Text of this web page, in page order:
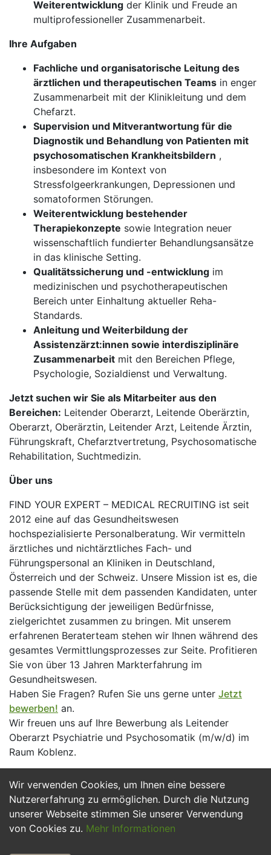
Wir verwenden Cookies, um Ihnen eine bessere
Nutzererfahrung zu ermöglichen. Durch die Nutzung
unserer Webseite stimmen Sie unserer Verwendung
von Cookies zu. Mehr Informationen
Weiterentwicklung der Klinik und Freude an
multiprofessioneller Zusammenarbeit.
Ihre Aufgaben
Fachliche und organisatorische Leitung des
ärztlichen und therapeutischen Teams in enger
Zusammenarbeit mit der Klinikleitung und dem
Chefarzt.
Supervision und Mitverantwortung für die
Diagnostik und Behandlung von Patienten mit
psychosomatischen Krankheitsbildern ,
insbesondere im Kontext von
Stressfolgeerkrankungen, Depressionen und
somatoformen Störungen.
Weiterentwicklung bestehender
Therapiekonzepte sowie Integration neuer
wissenschaftlich fundierter Behandlungsansätze
in das klinische Setting.
Qualitätssicherung und -entwicklung im
medizinischen und psychotherapeutischen
Bereich unter Einhaltung aktueller Reha-
Standards.
Anleitung und Weiterbildung der
Assistenzärzt:innen sowie interdisziplinäre
Zusammenarbeit mit den Bereichen Pflege,
Psychologie, Sozialdienst und Verwaltung.
Jetzt suchen wir Sie als Mitarbeiter aus den
Bereichen: Leitender Oberarzt, Leitende Oberärztin,
Oberarzt, Oberärztin, Leitender Arzt, Leitende Ärztin,
Führungskraft, Chefarztvertretung, Psychosomatische
Rehabilitation, Suchtmedizin.
Über uns
FIND YOUR EXPERT – MEDICAL RECRUITING ist seit
2012 eine auf das Gesundheitswesen
hochspezialisierte Personalberatung. Wir vermitteln
ärztliches und nichtärztliches Fach- und
Führungspersonal an Kliniken in Deutschland,
Österreich und der Schweiz. Unsere Mission ist es, die
passende Stelle mit dem passenden Kandidaten, unter
Berücksichtigung der jeweiligen Bedürfnisse,
zielgerichtet zusammen zu bringen. Mit unserem
erfahrenen Beraterteam stehen wir Ihnen während des
gesamtes Vermittlungsprozesses zur Seite. Profitieren
Sie von über 13 Jahren Markterfahrung im
Gesundheitswesen.
Haben Sie Fragen? Rufen Sie uns gerne unter Jetzt
bewerben! an.
Wir freuen uns auf Ihre Bewerbung als Leitender
Oberarzt Psychiatrie und Psychosomatik (m/w/d) im
Raum Koblenz.
Jetzt Bewerben